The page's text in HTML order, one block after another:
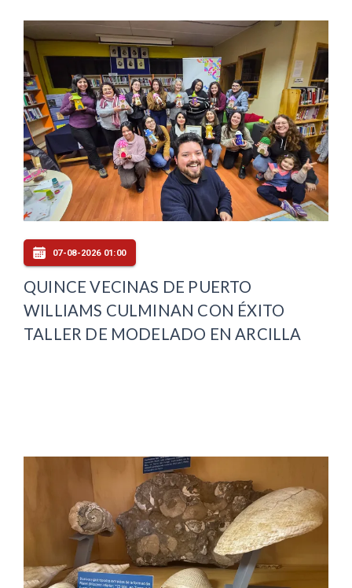
07-08-2026 01:00
QUINCE VECINAS DE PUERTO
WILLIAMS CULMINAN CON ÉXITO
TALLER DE MODELADO EN ARCILLA